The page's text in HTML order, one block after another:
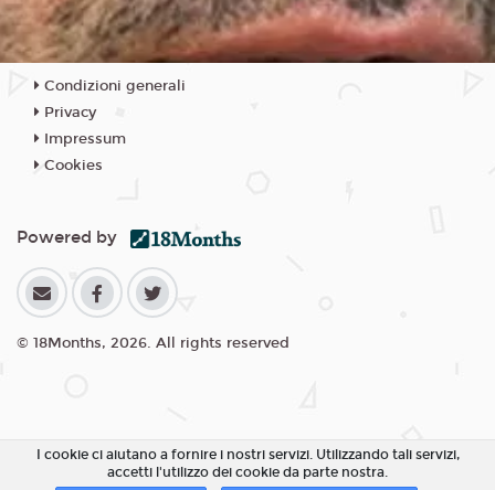
Condizioni generali
Privacy
Impressum
Cookies
Powered by
© 18Months, 2026. All rights reserved
I cookie ci aiutano a fornire i nostri servizi. Utilizzando tali servizi,
accetti l'utilizzo dei cookie da parte nostra.